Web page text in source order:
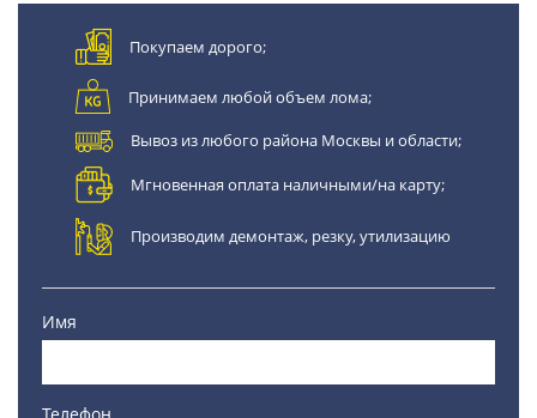
Покупаем дорого;
Принимаем любой объем лома;
Вывоз из любого района Москвы и области;
Мгновенная оплата наличными/на карту;
Производим демонтаж, резку, утилизацию
Имя
Телефон